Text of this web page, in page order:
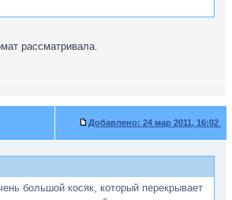
рассматривала.
Добавлено: 24 мар 2011, 16:02
большой косяк, который перекрывает